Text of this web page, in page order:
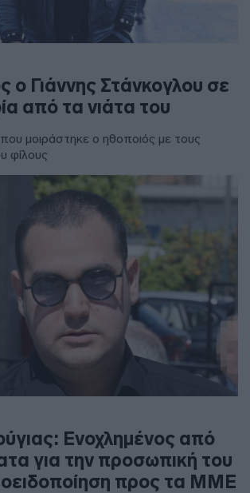
ο Γιάννης Στάνκογλου σε
από τα νιάτα του
μοιράστηκε ο ηθοποιός με τους
φίλους
Ενοχλημένος από
για την προσωπική του
προς τα ΜΜΕ